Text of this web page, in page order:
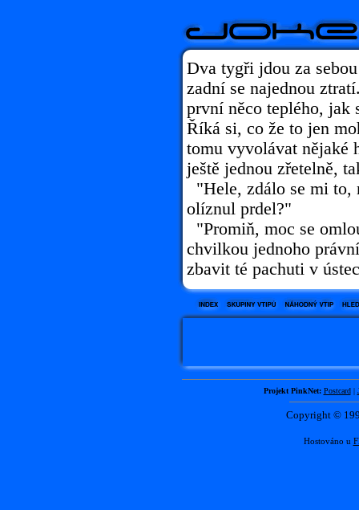
Dva tygři jdou za
zadní se najednou
první něco teplého, jak
Říká si, co že to jen
tomu vyvolávat nějaké
ještě jednou zřetelně,
"Hele, zdálo se mi to,
olíznul prdel?"
"Promiň, moc se
chvilkou jednoho
zbavit té pachuti v
Projekt PinkNet: Postcard|
Copyright ©
Hostováno u